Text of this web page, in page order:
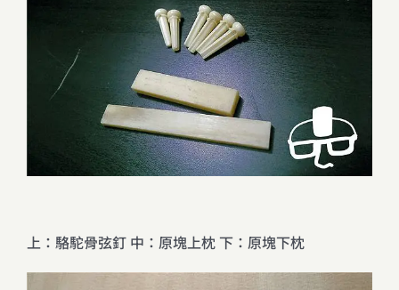
上：駱駝骨弦釘 中：原塊上枕 下：原塊下枕